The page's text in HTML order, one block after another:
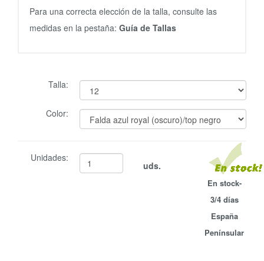
Para una correcta elección de la talla, consulte las
medidas en la pestaña: Guía de Tallas
Talla:
Color:
Unidades:
uds.
En stock-
3/4 días
España
Penínsular